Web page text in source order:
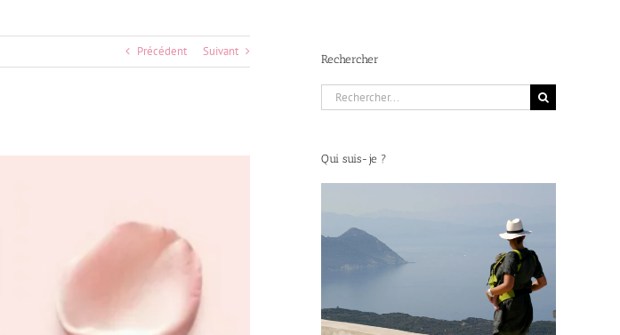
Précédent Suivant
Rechercher
Rechercher:
Qui suis-je ?